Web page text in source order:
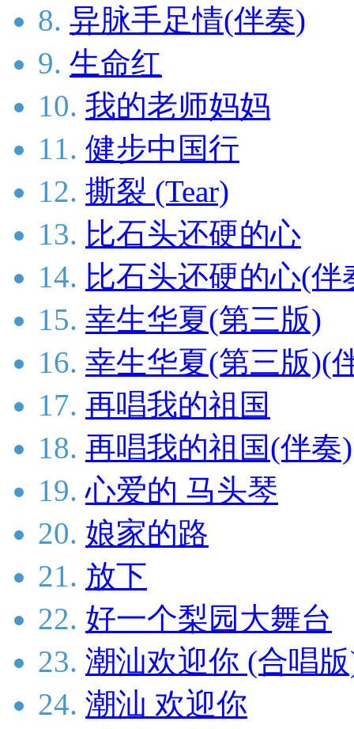
8. 异脉手足情(伴奏)
9. 生命红
10. 我的老师妈妈
11. 健步中国行
12. 撕裂 (Tear)
13. 比石头还硬的心
14. 比石头还硬的心(伴
15. 幸生华夏(第三版)
16. 幸生华夏(第三版)(
17. 再唱我的祖国
18. 再唱我的祖国(伴奏)
19. 心爱的 马头琴
20. 娘家的路
21. 放下
22. 好一个梨园大舞台
23. 潮汕欢迎你 (合唱
24. 潮汕 欢迎你